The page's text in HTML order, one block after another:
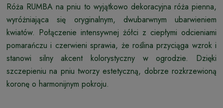
Róża RUMBA na pniu to wyjątkowo dekoracyjna róża pienna,
wyróżniająca się oryginalnym, dwubarwnym ubarwieniem
kwiatów. Połączenie intensywnej żółci z ciepłymi odcieniami
pomarańczu i czerwieni sprawia, że roślina przyciąga wzrok i
stanowi silny akcent kolorystyczny w ogrodzie. Dzięki
szczepieniu na pniu tworzy estetyczną, dobrze rozkrzewioną
koronę o harmonijnym pokroju.